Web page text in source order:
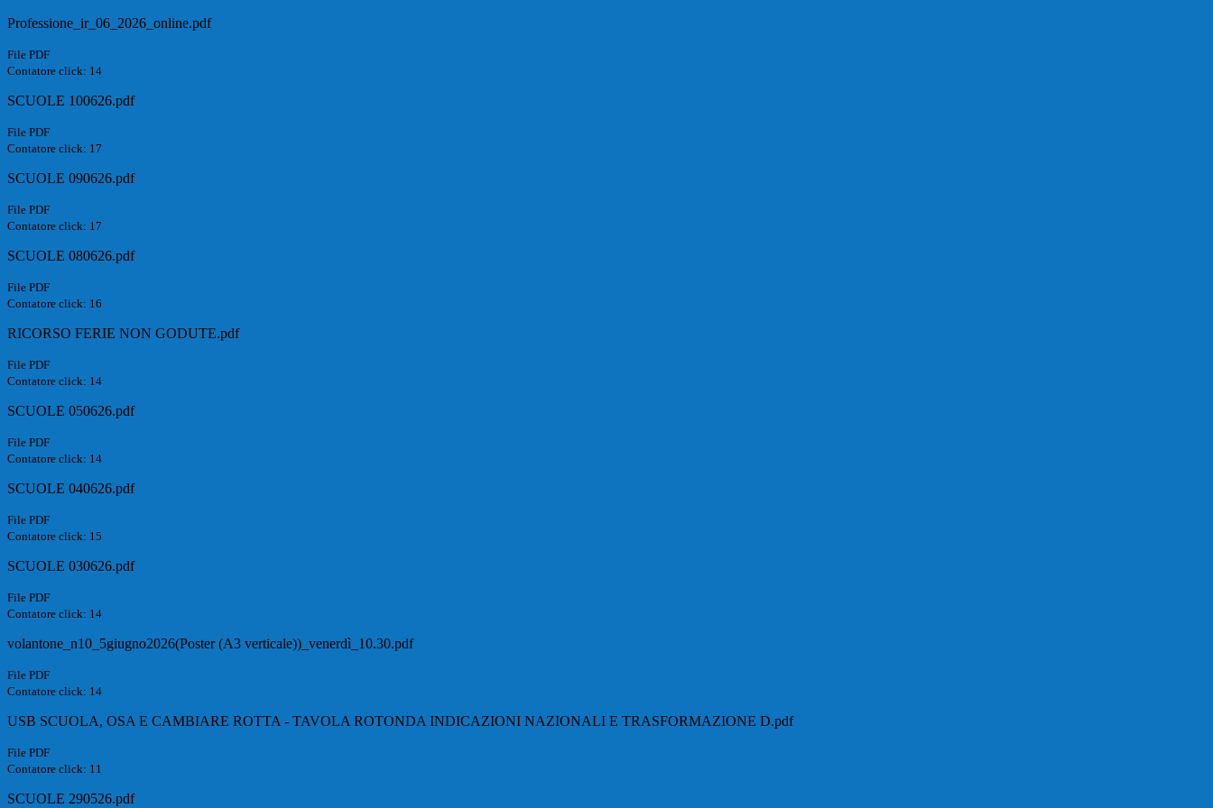
Professione_ir_06_2026_online.pdf
File PDF
Contatore click: 14
SCUOLE 100626.pdf
File PDF
Contatore click: 17
SCUOLE 090626.pdf
File PDF
Contatore click: 17
SCUOLE 080626.pdf
File PDF
Contatore click: 16
RICORSO FERIE NON GODUTE.pdf
File PDF
Contatore click: 14
SCUOLE 050626.pdf
File PDF
Contatore click: 14
SCUOLE 040626.pdf
File PDF
Contatore click: 15
SCUOLE 030626.pdf
File PDF
Contatore click: 14
volantone_n10_5giugno2026(Poster (A3 verticale))_venerdì_10.30.pdf
File PDF
Contatore click: 14
USB SCUOLA, OSA E CAMBIARE ROTTA - TAVOLA ROTONDA INDICAZIONI NAZIONALI E TRASFORMAZIONE D.pdf
File PDF
Contatore click: 11
SCUOLE 290526.pdf